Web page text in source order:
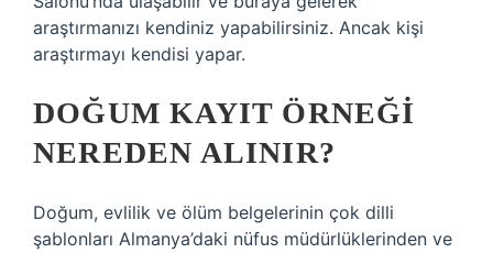
araştırmanızı kendiniz yapabilirsiniz. Ancak kişi
araştırmayı kendisi yapar.
DOĞUM KAYIT ÖRNEĞI
NEREDEN ALINIR?
Doğum, evlilik ve ölüm belgelerinin çok dilli
şablonları Almanya’daki nüfus müdürlüklerinden ve